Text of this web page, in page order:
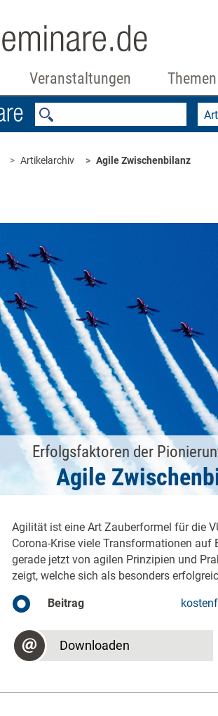
Veranstaltungen Themen
Artikelarchiv Agile Zwischenbilanz
Erfolgsfaktoren der
Agile
Agilität ist eine Art Zauberformel für die
Corona-Krise viele Transformationen auf
gerade jetzt von agilen Prinzipien und
zeigt, welche sich als besonders
Beitrag
Downloaden